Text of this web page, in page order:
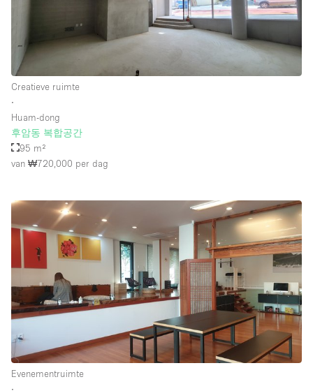
Voorraadkamer
Whitebox / Minimaal
Verdieping/Toegang:
Souterrain
Begane grond straatkant
Winkelcentrum
Terras
Boven
Overig
Creatieve ruimte
∙
Huam-dong
후암동 복합공간
95 m²
van ₩720,000 per dag
Evenementruimte
∙